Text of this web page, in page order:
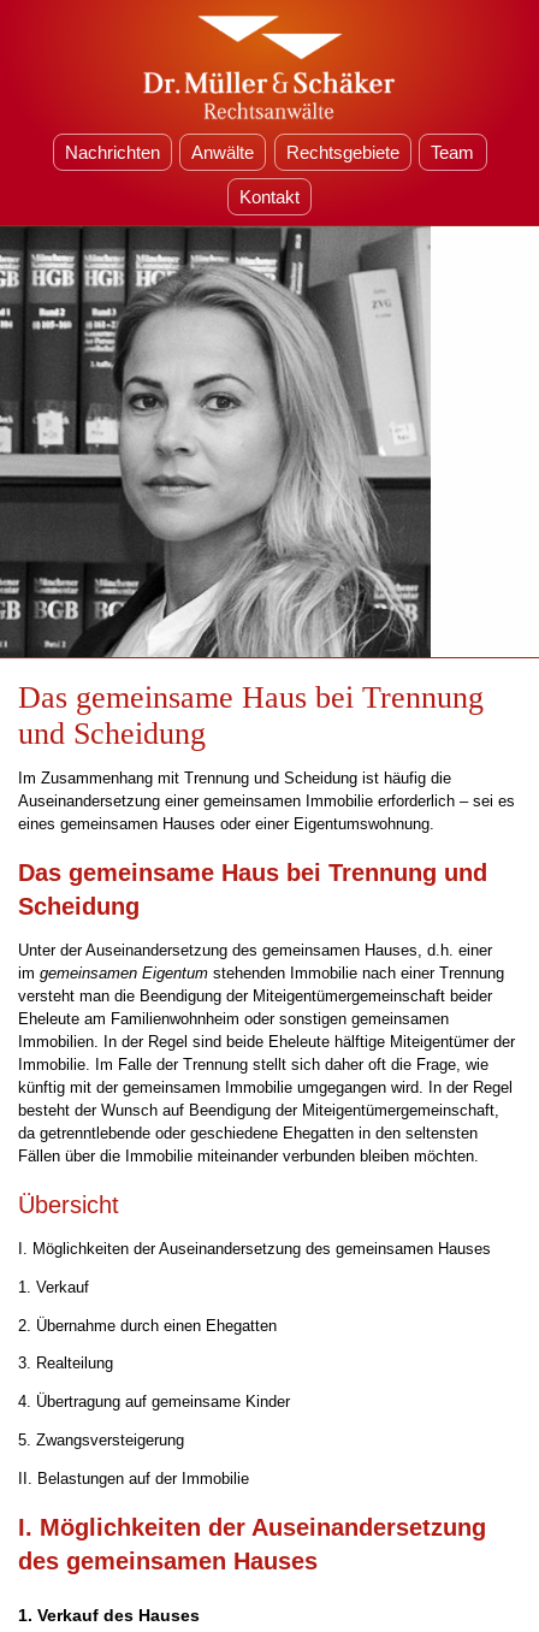
Nachrichten Anwälte Rechtsgebiete Team
Kontakt
Das gemeinsame Haus bei Trennung
und Scheidung
Im Zusammenhang mit Trennung und Scheidung ist häufig die
Auseinandersetzung einer gemeinsamen Immobilie erforderlich – sei es
eines gemeinsamen Hauses oder einer Eigentumswohnung.
Das gemeinsame Haus bei Trennung und
Scheidung
Unter der Auseinandersetzung des gemeinsamen Hauses, d.h. einer
imgemeinsamen Eigentum stehenden Immobilie nach einer Trennung
versteht man die Beendigung der Miteigentümergemeinschaft beider
Eheleute am Familienwohnheim oder sonstigen gemeinsamen
Immobilien. In der Regel sind beide Eheleute hälftige Miteigentümer der
Immobilie. Im Falle der Trennung stellt sich daher oft die Frage, wie
künftig mit der gemeinsamen Immobilie umgegangen wird. In der Regel
besteht der Wunsch auf Beendigung der Miteigentümergemeinschaft,
da getrenntlebende oder geschiedene Ehegatten in den seltensten
Fällen über die Immobilie miteinander verbunden bleiben möchten.
Übersicht
I. Möglichkeiten der Auseinandersetzung des gemeinsamen Hauses
1. Verkauf
2. Übernahme durch einen Ehegatten
3. Realteilung
4. Übertragung auf gemeinsame Kinder
5. Zwangsversteigerung
II. Belastungen auf der Immobilie
I. Möglichkeiten der Auseinandersetzung
des gemeinsamen Hauses
1.Verkauf des Hauses